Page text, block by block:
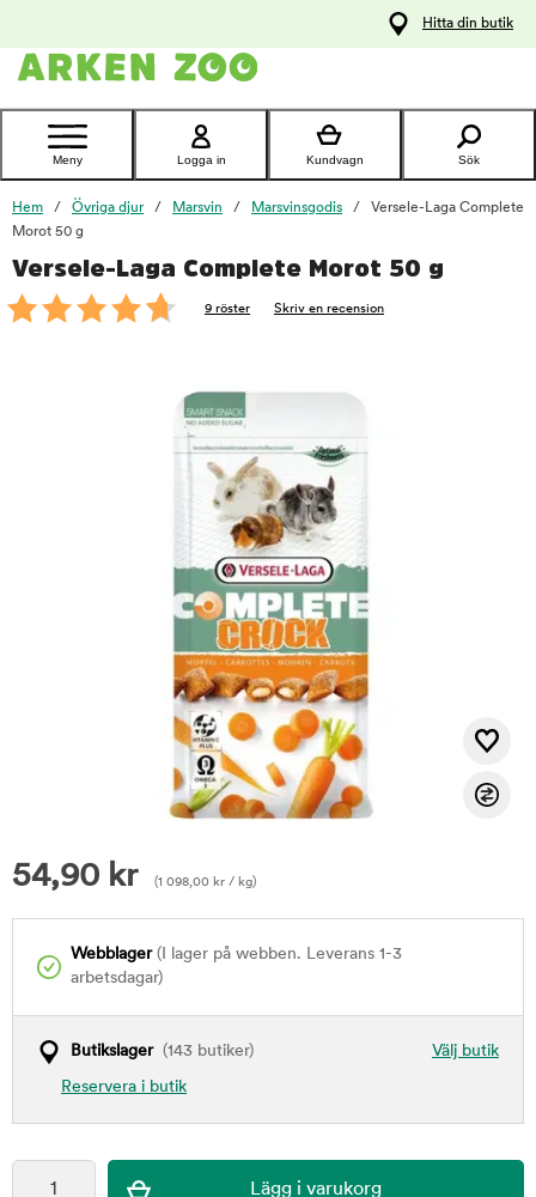
Kontakta
Hitta din butik
Meny Logga in Kundvagn Sök
Hem Övriga djur Marsvin Marsvinsgodis
Versele-Laga Complete
Morot 50 g
Versele-Laga Complete Morot 50 g
9 röster Skriv en recension
54,90 kr (1 098,00 kr / kg)
Webblager(I lager på webben. Leverans 1-3
arbetsdagar)
Välj butik
Butikslager(143 butiker)
Reservera i butik
foo